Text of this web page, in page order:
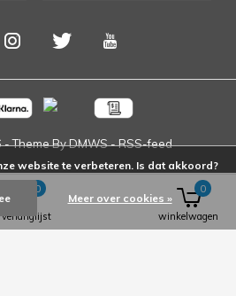
- Theme ByDMWS-RSS-feed
verlanglijst
0
winkelwagen
0
website te verbeteren. Is dat akkoord?
Meer over cookies »